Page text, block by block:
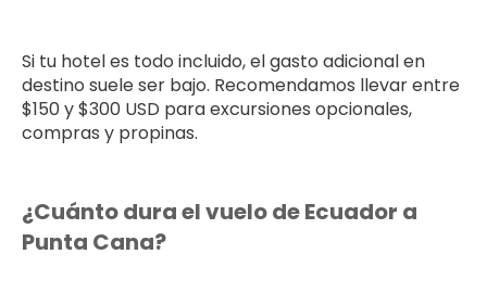
Si tu hotel es todo incluido, el gasto adicional en
destino suele ser bajo. Recomendamos llevar entre
$150 y $300 USD para excursiones opcionales,
compras y propinas.
¿Cuánto dura el vuelo de Ecuador a
Punta Cana?